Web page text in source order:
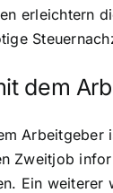
erleichtern
dem
Zweitjob
Ein